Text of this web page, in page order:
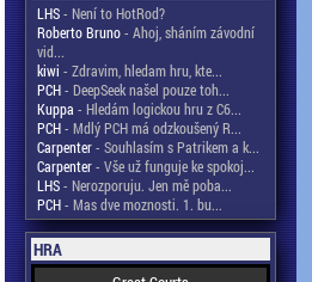
LHS- Není to HotRod?
Roberto Bruno- Ahoj, sháním závodní
vid...
kiwi - Zdravim, hledam hru, kte...
PCH- DeepSeek našel pouze toh...
Kuppa - Hledám logickou hru z C6...
PCH- Mdlý PCH má odzkoušený R...
Carpenter- Souhlasím s Patrikem a k...
Carpenter- Vše už funguje ke spokoj...
LHS- Nerozporuju. Jen mě poba...
PCH- Mas dve moznosti. 1. bu...
HRA